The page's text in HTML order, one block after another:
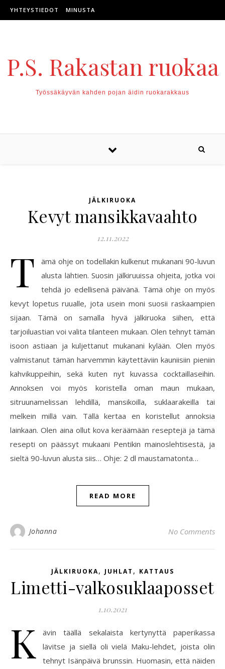
Skip to content
YHTEYSTIEDOT MINUSTA
P.S. Rakastan ruokaa
Työssäkäyvän kahden pojan äidin ruokarakkaus
JÄLKIRUOKA
Kevyt mansikkavaahto
12.11.2022
T
ämä ohje on todellakin kulkenut mukanani 90-luvun
alusta lähtien. Suosin jälkiruuissa ohjeita, jotka voi
tehdä jo edellisenä päivänä. Tämä ohje on myös
kevyt lopetus ruualle, jota usein moni suosii raskaampien
sijaan. Tämä on samalla hyvä jälkiruoka siihen, että
tarjoiluastian voi valita tilanteen mukaan. Olen tehnyt tämän
isoon astiaan ja kuljettanut mukanani kylään. Olen myös
valmistanut tämän harvemmin käytettäviin kauniisiin pieniin
kahvikuppeihin, sekä kuten nyt kuvassa cocktaillaseihin.
Annoksen voi myös koristella oman maun mukaan,
sitruunamelissan lehdillä, mansikoilla, suklaarakeilla tai
melkein millä vain. Tällä kertaa en koristellut annoksia
lainkaan. Olen aina ollut kova keräämään reseptejä ja tämä
resepti on päässyt mukaani Pentikin mainoslehtisestä, ja
sieltä 90-luvun alusta siis… Ohje: 2 dl maustamatonta…
READ MORE
Johanna No Comments
JÄLKIRUOKA, JUHLAT , KATTAUS
Limetti-valkosuklaaposset
1.10.2021
K
ävin täällä sekalaista kertynyttä paperikassa
lävitse ja siellä oli vielä Maku-lehdet, joista olin
tehnyt Isänpäivä brunssin. Huomasin, että näiden